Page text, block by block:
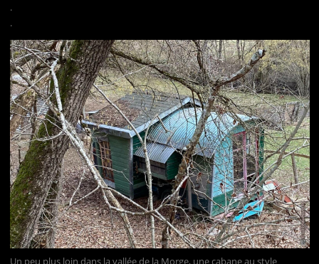
.
.
Un peu plus loin dans la vallée de la Morge, une cabane au style